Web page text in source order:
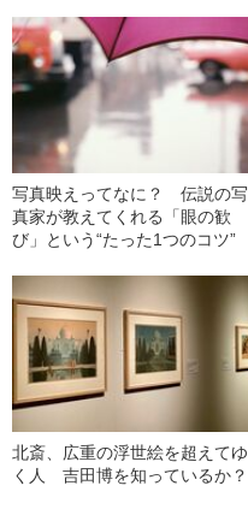
写真映えってなに？ 伝説の写
真家が教えてくれる「眼の歓
び」という“たった1つのコツ”
北斎、広重の浮世絵を超えてゆ
く人 吉田博を知っているか？